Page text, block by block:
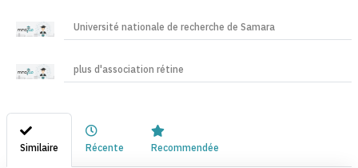
Université nationale de recherche de Samara
plus d'association rétine
Similaire Récente Recommendée